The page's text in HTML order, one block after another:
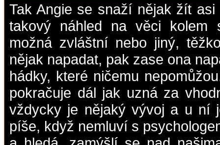
Tak Angie se snaží nějak žít
takový náhled na věci kolem
možná zvláštní nebo jiný,
nějak napadat, pak zase ona
hádky, které ničemu
pokračuje dál jak uzná za
vždycky je nějaký vývoj a u ní
píše, když nemluví s